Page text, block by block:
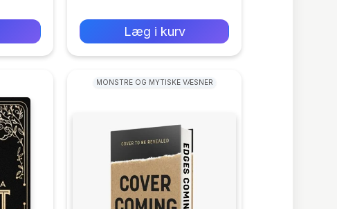
Læg i kurv
MONSTRE OG MYTISKE VÆSNER